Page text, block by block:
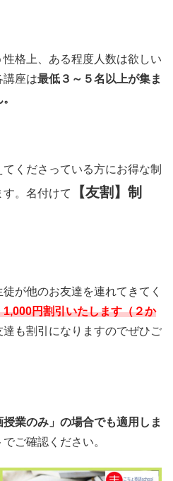
格上、ある程度人数は欲しい
講座は最低３～５名以上が集ま
くださっている方にお得な制
。名付けて
【友割】制
が他のお友達を連れてきてく
円割引いたします（２か
達も割引になりますのでぜひご
授業のみ」の場合でも適用しま
ご確認ください。